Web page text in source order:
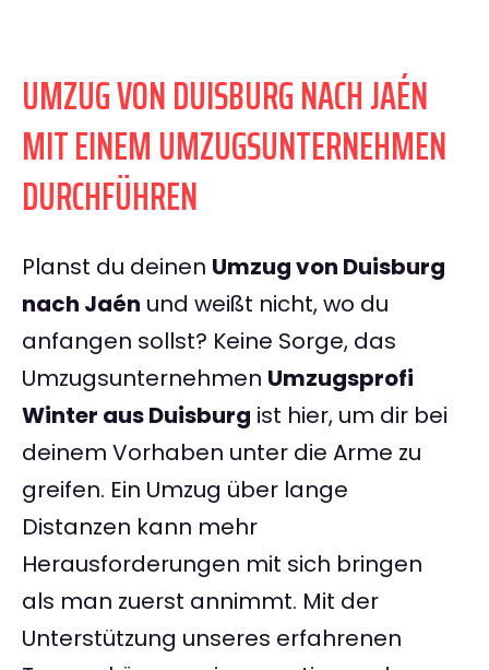
UMZUG VON DUISBURG NACH JAÉN
MIT EINEM UMZUGSUNTERNEHMEN
DURCHFÜHREN
Planst du deinen Umzug von Duisburg
nach Jaén und weißt nicht, wo du
anfangen sollst? Keine Sorge, das
Umzugsunternehmen Umzugsprofi
Winter aus Duisburg ist hier, um dir bei
deinem Vorhaben unter die Arme zu
greifen. Ein Umzug über lange
Distanzen kann mehr
Herausforderungen mit sich bringen
als man zuerst annimmt. Mit der
Unterstützung unseres erfahrenen